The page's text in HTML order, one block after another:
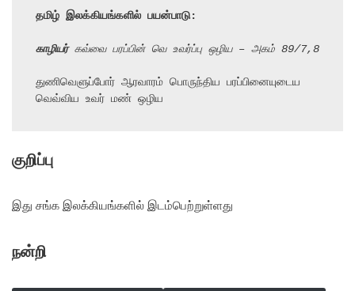
தமிழ் இலக்கியங்களில் பயன்பாடு:
காழியர் கவ்வை பரப்பின் வெ உவர்ப்பு ஒழிய – அகம் 89/7,8
துணிவெளுப்போர் ஆரவாரம் பொருந்திய பரப்பினையுடைய
வெவ்விய உவர் மண் ஒழிய
குறிப்பு
இது சங்க இலக்கியங்களில் இடம்பெற்றுள்ளது
நன்றி